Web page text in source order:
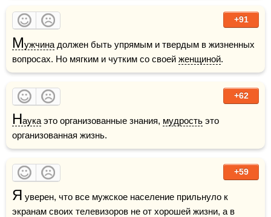
+91
Мужчина должен быть упрямым и твердым в жизненных
вопросах. Но мягким и чутким со своей женщиной.
+62
Наука это организованные знания, мудрость это
организованная жизнь.
+59
Я уверен, что все мужское население прильнуло к
экранам своих телевизоров не от хорошей жизни, а в